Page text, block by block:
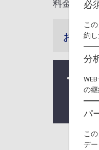
料金額は
お知ら
ス
必
こ
約
分
の
パ
こ
デ